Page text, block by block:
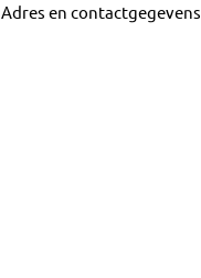
Adres en contactgegevens